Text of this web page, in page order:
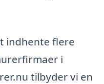
indhente flere
i
tilbyder vi en